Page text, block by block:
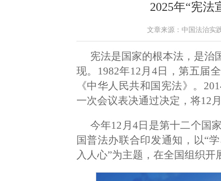
2025年“宪法
文章来源：中国法治
宪法是国家的根本法，是治
现。1982年12月4日，第五届
《中华人民共和国宪法》。
一次会议表决通过决定，将12
今年12月4日是第十二个国
国普法办联合印发通知，以“
入人心”为主题，在全国组织开